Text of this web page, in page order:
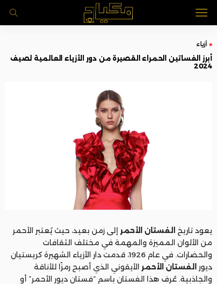
أزياء
أبرز الفساتين الحمراء القصيرة من دور الأزياء العالمية لصيف
2024
يعود تاريخ الفستان الأحمر إلى زمن بعيد، حيث يُعتبر الأحمر
من الألوان المميزة والمهمة في مختلف الثقافات
والحضارات. في عام 1926، قدمت دار الأزياء الشهيرة كريستيان
ديور
الفستان الأحمر الأيقوني الذي أصبح رمزًا للأناقة
والجاذبية. عُرف هذا الفستان باسم “فستان ديور الأحمر” أو